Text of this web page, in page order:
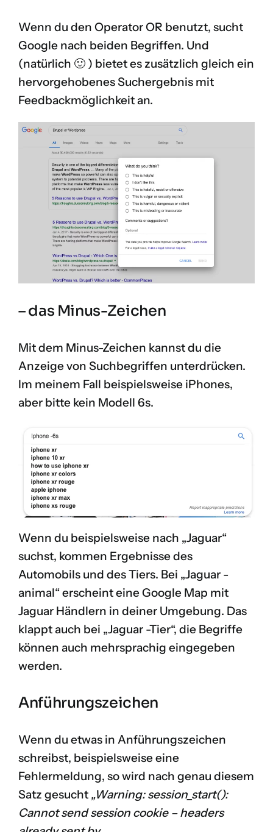
Wenn du den Operator OR benutzt, sucht
Google nach beiden Begriffen. Und
(natürlich 🙂 ) bietet es zusätzlich gleich ein
hervorgehobenes Suchergebnis mit
Feedbackmöglichkeit an.
– das Minus-Zeichen
Mit dem Minus-Zeichen kannst du die
Anzeige von Suchbegriffen unterdrücken.
Im meinem Fall beispielsweise iPhones,
aber bitte kein Modell 6s.
Wenn du beispielsweise nach „Jaguar“
suchst, kommen Ergebnisse des
Automobils und des Tiers. Bei „Jaguar -
animal“ erscheint eine Google Map mit
Jaguar Händlern in deiner Umgebung. Das
klappt auch bei „Jaguar -Tier“, die Begriffe
können auch mehrsprachig eingegeben
werden.
Anführungszeichen
Wenn du etwas in Anführungszeichen
schreibst, beispielsweise eine
Fehlermeldung, so wird nach genau diesem
Satz gesucht „Warning: session_start():
Cannot send session cookie – headers